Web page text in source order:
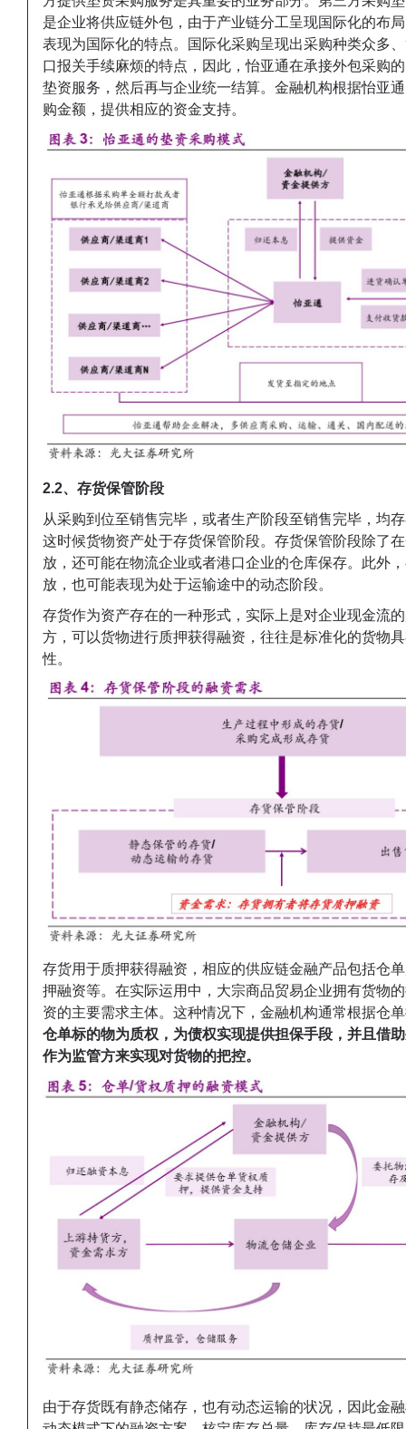
是企业将供应链外包，由于产业链分工呈现国际化的布
表现为国际化的特点。国际化采购呈现出采购种类众多
口报关手续麻烦的特点，因此，怡亚通在承接外包采购
垫资服务，然后再与企业统一结算。金融机构根据怡亚
购金额，提供相应的资金支持。
2.2、存货保管阶段
从采购到位至销售完毕，或者生产阶段至销售完毕，均
这时候货物资产处于存货保管阶段。存货保管阶段除了
放，还可能在物流企业或者港口企业的仓库保存。此外
放，也可能表现为处于运输途中的动态阶段。
存货作为资产存在的一种形式，实际上是对企业现金流
方，可以货物进行质押获得融资，往往是标准化的货物
性。
存货用于质押获得融资，相应的供应链金融产品包括仓
押融资等。 在实际运用中，大宗商品贸易企业拥有货物
资的主要需求主体。 这种情况下，金融机构通常根据仓
仓单标的物为质权，为债权实现提供担保手段，并且借
作为监管方来实现对货物的把控。
由于存货既有静态储存，也有动态运输的状况，因此金